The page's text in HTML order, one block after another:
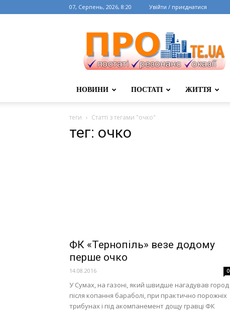
07, Серпень, 2026, 8:20 Увійти / приєднатися
НОВИНИ ПОСТАТІ ЖИТТЯ
теги Статті з тегами "очко"
тег: очко
ФК «Тернопіль» везе додому
перше очко
14.08.2016 0
У Сумах, на газоні, який швидше нагадував город
після копання бараболі, при практично порожніх
трибунах і під акомпанемент дощу гравці ФК